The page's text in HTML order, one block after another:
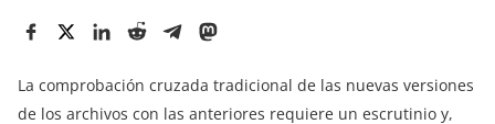
La comprobación cruzada tradicional de las nuevas versiones
de los archivos con las anteriores requiere un escrutinio y,